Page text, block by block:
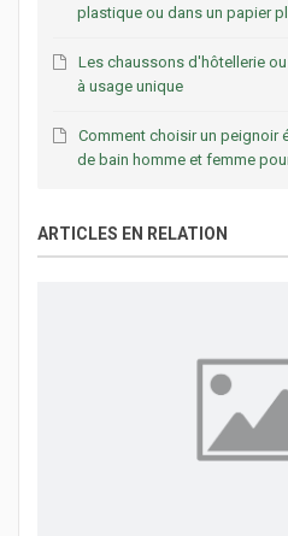
plastique ou dans un papier
Les chaussons d'hôtellerie
à usage unique
Comment choisir un peignoir
de bain homme et femme
ARTICLES EN RELATION